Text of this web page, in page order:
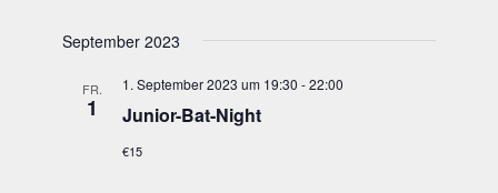
September 2023
FR.
1 Juni­or-Bat-Night
1. September 2023 um 19:30 -22:00
€15